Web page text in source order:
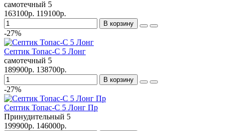
самотечный 5
163100р. 119100р.
В корзину
-27%
Септик Топас-С 5 Лонг
самотечный 5
189900р. 138700р.
В корзину
-27%
Септик Топас-С 5 Лонг Пр
Принудительный 5
199900р. 146000р.